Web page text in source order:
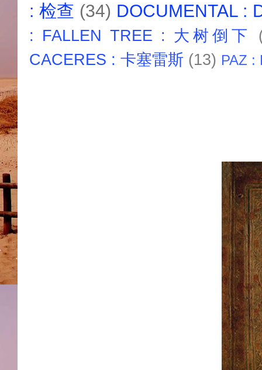
: 检查 (34) DOCUMENTAL :
: FALLEN TREE : 大树倒下
CACERES : 卡塞雷斯 (13) PAZ :